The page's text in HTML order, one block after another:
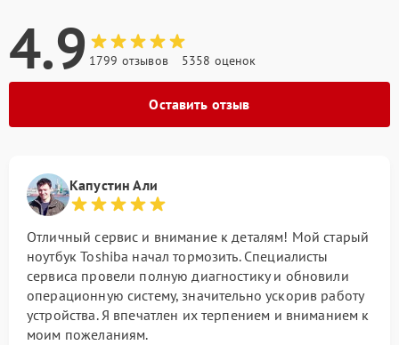
4.9 1799 отзывов 5358 оценок
Оставить отзыв
Капустин Али
Отличный сервис и внимание к деталям! Мой старый
ноутбук Toshiba начал тормозить. Специалисты
сервиса провели полную диагностику и обновили
операционную систему, значительно ускорив работу
устройства. Я впечатлен их терпением и вниманием к
моим пожеланиям.